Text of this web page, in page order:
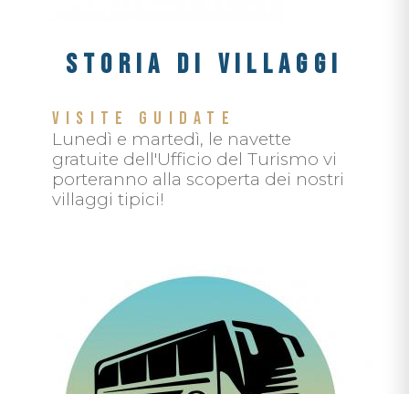
STORIA DI VILLAGGI
VISITE GUIDATE
Lunedì e martedì, le navette
gratuite dell'Ufficio del Turismo vi
porteranno alla scoperta dei nostri
villaggi tipici!